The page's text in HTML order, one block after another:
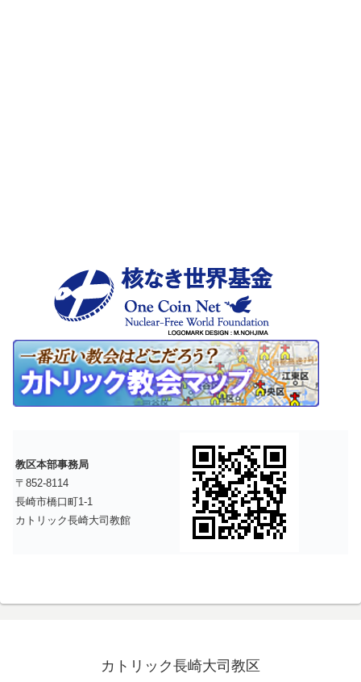
教区本部事務局
〒852-8114
長崎市橋口町1-1
カトリック長崎大司教館
カトリック長崎大司教区